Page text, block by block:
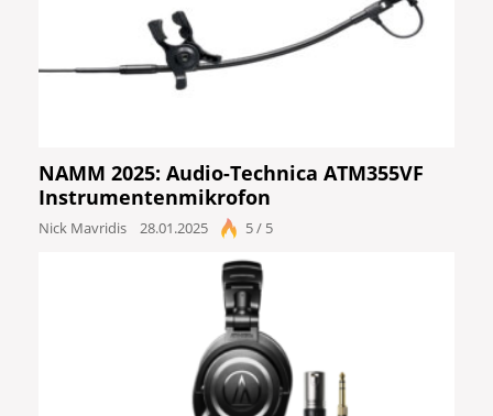
NAMM 2025: Audio-Technica ATM355VF
Instrumentenmikrofon
Nick Mavridis 28.01.2025 5 / 5